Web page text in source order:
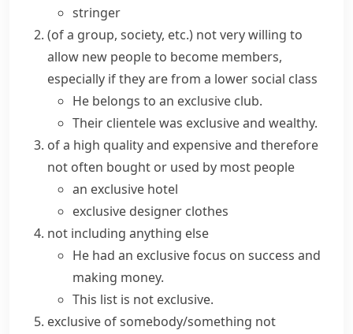
stringer
(of a group, society, etc.) not very willing to
allow new people to become members,
especially if they are from a lower social class
He belongs to an exclusive club.
Their clientele was exclusive and wealthy.
of a high quality and expensive and therefore
not often bought or used by most people
an exclusive hotel
exclusive designer clothes
not including anything else
He had an exclusive focus on success and
making money.
This list is not exclusive.
exclusive of somebody/something not